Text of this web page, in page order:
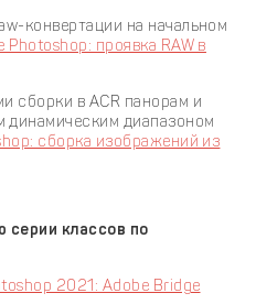
конвертации на начальном
Photoshop: проявка RAW в
сборки в ACR панорам и
диапазоном
сборка изображений из
серии классов по
2021: Adobe Bridge